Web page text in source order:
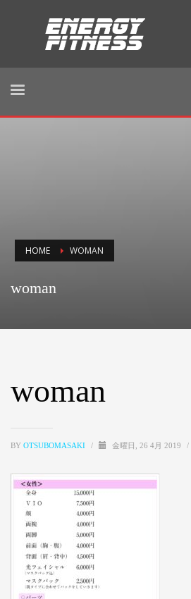
HOME WOMAN
woman
woman
BY OTSUBOMASAKI / 金曜日, 26 4月 2019 /